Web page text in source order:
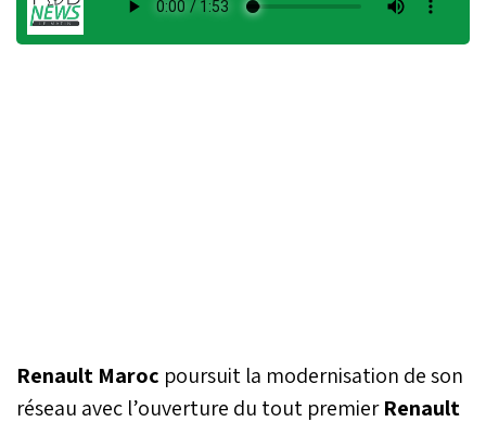
Renault Maroc poursuit la modernisation de son
réseau avec l’ouverture du tout premierRenault